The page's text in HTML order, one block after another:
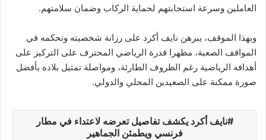
العاملين وسرعة استجابتهم لحماية الركاب وضمان سلامتهم.
وبهذا الموقف، يبرهن نايف أكرد على رزانة شخصيته وتحكمه في
المواقف الصعبة، مظهرا قدرة الرياضي المحترف على التركيز على
أهدافه الرياضية رغم الظروف الطارئة، ومواصلة تمثيل بلاده بأفضل
صورة ممكنة على الصعيدين المحلي والدولي.
نايف أكرد يكشف تفاصيل تعرضه لاعتداء في مطار
فرنسي ويطمئن الجماهير